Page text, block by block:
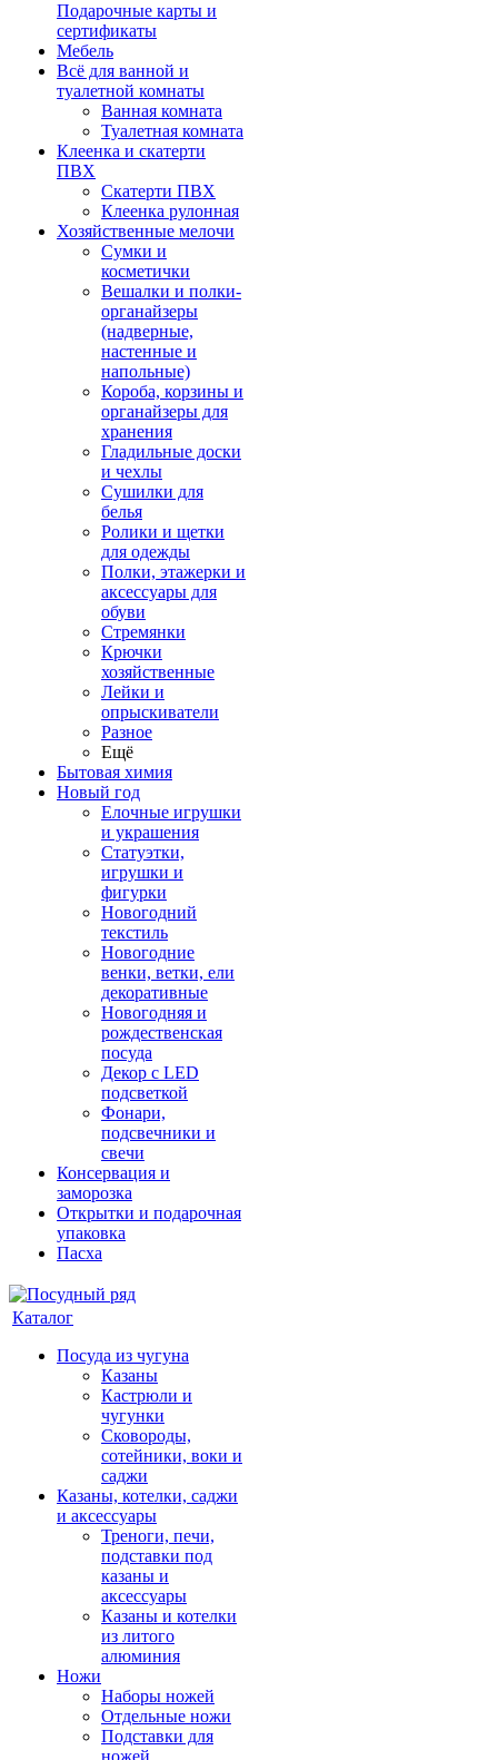
Подарочные карты и
сертификаты
Мебель
Всё для ванной и
туалетной комнаты
Ванная комната
Туалетная комната
Клеенка и скатерти
ПВХ
Скатерти ПВХ
Клеенка рулонная
Хозяйственные мелочи
Сумки и
косметички
Вешалки и полки-
органайзеры
(надверные,
настенные и
напольные)
Короба, корзины и
органайзеры для
хранения
Гладильные доски
и чехлы
Сушилки для
белья
Ролики и щетки
для одежды
Полки, этажерки и
аксессуары для
обуви
Стремянки
Крючки
хозяйственные
Лейки и
опрыскиватели
Разное
Ещё
Бытовая химия
Новый год
Елочные игрушки
и украшения
Статуэтки,
игрушки и
фигурки
Новогодний
текстиль
Новогодние
венки, ветки, ели
декоративные
Новогодняя и
рождественская
посуда
Декор с LED
подсветкой
Фонари,
подсвечники и
свечи
Консервация и
заморозка
Открытки и подарочная
упаковка
Пасха
Каталог
Посуда из чугуна
Казаны
Кастрюли и
чугунки
Сковороды,
сотейники, воки и
саджи
Казаны, котелки, саджи
и аксессуары
Треноги, печи,
подставки под
казаны и
аксессуары
Казаны и котелки
из литого
алюминия
Ножи
Наборы ножей
Отдельные ножи
Подставки для
ножей